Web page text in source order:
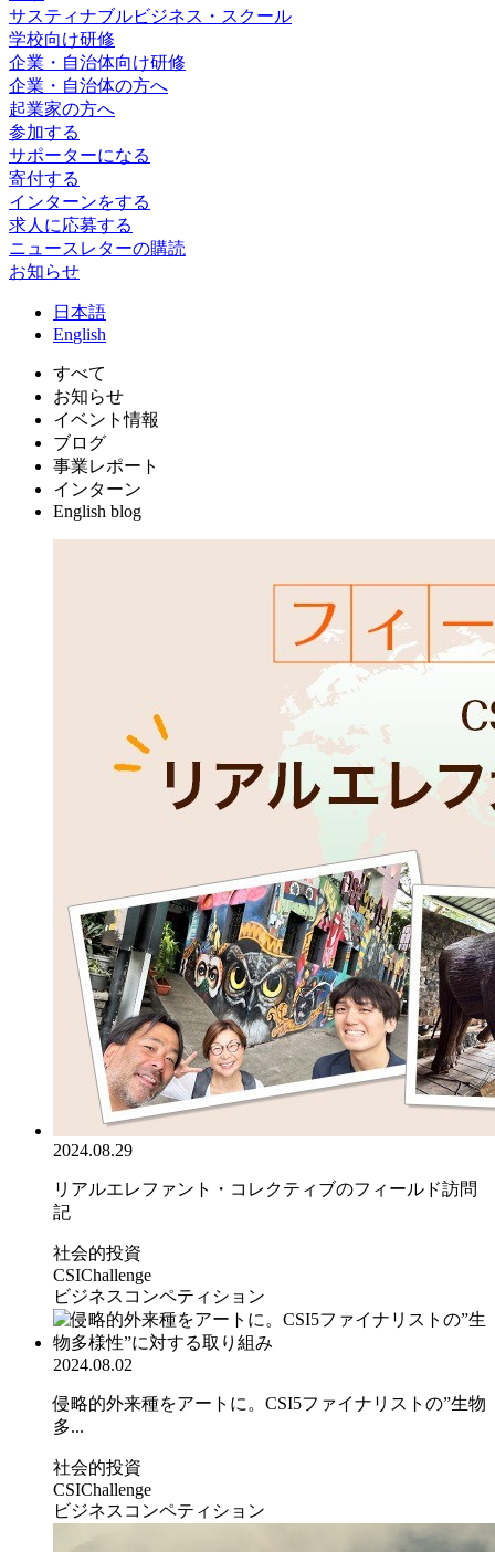
サスティナブルビジネス・スクール
学校向け研修
企業・自治体向け研修
企業・自治体の方へ
起業家の方へ
参加する
サポーターになる
寄付する
インターンをする
求人に応募する
ニュースレターの購読
お知らせ
日 本語
English
すべて
お知らせ
イベント情報
ブログ
事業レポート
インターン
English blog
2024.08.29
リアルエレファント・コレクティブのフィールド訪問
記
社会的投資
CSIChallenge
ビジネスコンペティション
2024.08.02
侵略的外来種をアートに。CSI5ファイナリストの”生物
多...
社会的投資
CSIChallenge
ビジネスコンペティション